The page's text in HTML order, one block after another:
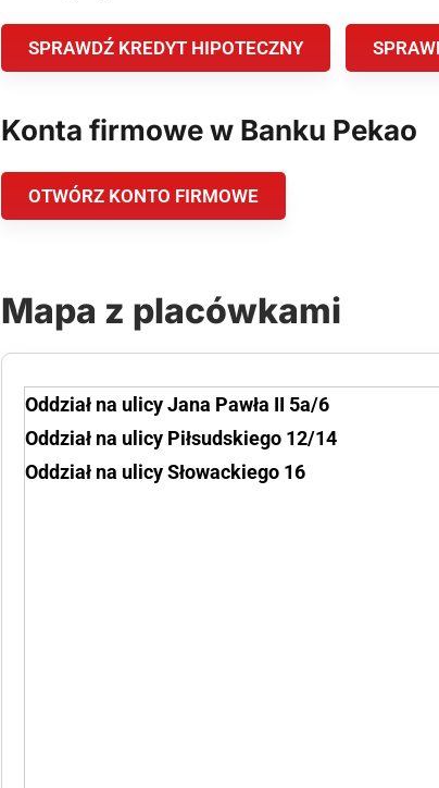
SPRAWDŹ KREDYT HIPOTECZNY
Konta firmowe w Banku Pekao
OTWÓRZ KONTO FIRMOWE
Mapa z placówkami
Oddział na ulicy Jana Pawła II 5a/6
Oddział na ulicy Piłsudskiego 12/14
Oddział na ulicy Słowackiego 16